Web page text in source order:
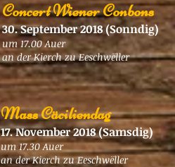
Mass Cäciliendag
17. November 2018 (Samsdig)
um 17.30 Auer
an der Kierch zu Eeschwëller
Concert Wiener Conbons
30. September 2018 (Sonndig)
um 17.00 Auer
an der Kierch zu Eeschwëller